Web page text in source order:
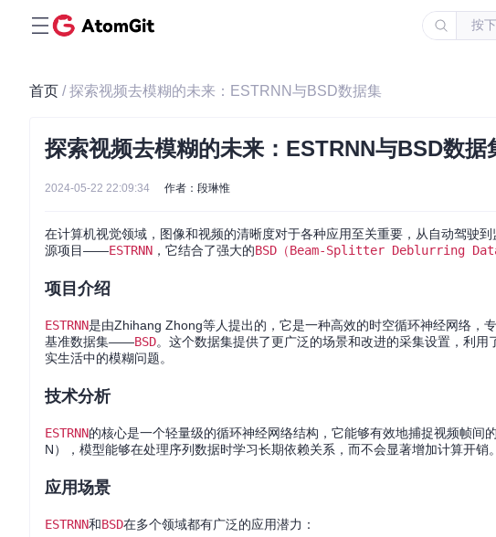
按下
首页 / 探索视频去模糊的未来：ESTRNN与BSD数据集
探索视频去模糊的未来：ESTRNN与BSD数据
2024-05-22 22:09:34 作者：段琳惟
在计算机视觉领域，图像和视频的清晰度对于各种应用至关重要，从自动驾驶
源项目——ESTRNN ，它结合了强大的BSD（Beam-Splitter Deblurring
项目介绍
ESTRNN是由Zhihang Zhong等人提出的，它是一种高效的时空循环神经网络，
基准数据集——BSD。这个数据集提供了更广泛的场景和改进的采集设置，利
实生活中的模糊问题。
技术分析
ESTRNN的核心是一个轻量级的循环神经网络结构，它能够有效地捕捉视频帧
N），模型能够在处理序列数据时学习长期依赖关系，而不会显著增加计算开
应用场景
ESTRNN和BSD在多个领域都有广泛的应用潜力：